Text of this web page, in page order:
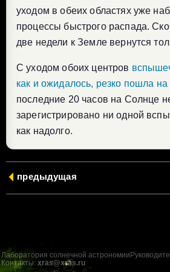
уходом в обеих областях уже
процессы быстрого распада.
две недели к Земле вернутся
С уходом обоих центров
как и ожидалось, резко пошла на
последние 20 часов на Солнце
зарегистрировано ни одной
как надолго.
предыдущая
Лаборатория солнечной астрономии
Контакты: xras@xras.ru